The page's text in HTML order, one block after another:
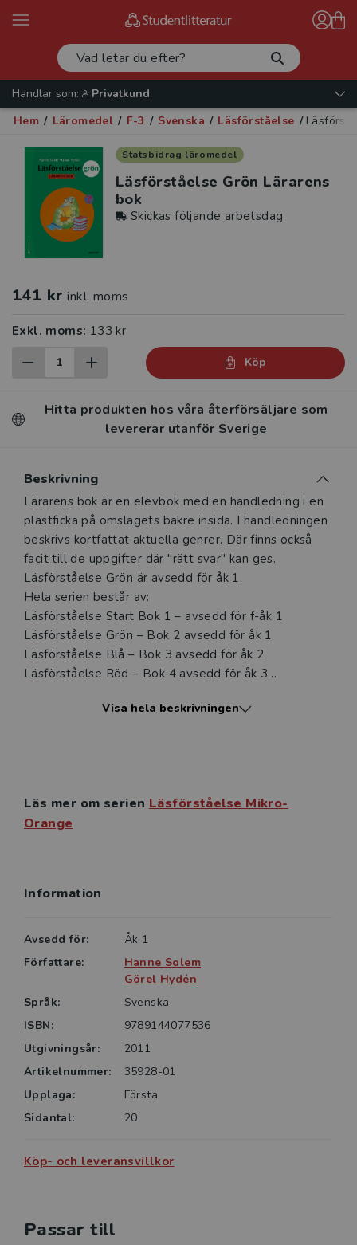
Handlar som:
Privatkund
Hem / Läromedel / F-3 / Svenska / Läsförståelse /
Statsbidrag läromedel
Läsförståelse Grön Lärarens
bok
Skickas följande arbetsdag
141 kr inkl. moms
Exkl. moms: 133 kr
Köp
Hitta produkten hos våra återförsäljare som
levererar utanför Sverige
Beskrivning
Beskrivning
Lärarens bok är en elevbok med en handledning i en
plastficka på omslagets bakre insida. I handledningen
beskrivs kortfattat aktuella genrer. Där finns också
facit till de uppgifter där "rätt svar" kan ges.
Läsförståelse Grön är avsedd för åk 1.
Hela serien består av:
Läsförståelse Start Bok 1 – avsedd för f-åk 1
Läsförståelse Grön – Bok 2 avsedd för åk 1
Läsförståelse Blå – Bok 3 avsedd för åk 2
Läsförståelse Röd – Bok 4 avsedd för åk 3
Läsförståelse Lila – Bok 6 avsedd för åk 5
Visa hela beskrivningen
Läs mer om serien Läsförståelse Mikro-
Orange
Information
Avsedd för:
Åk 1
Författare:
Hanne Solem
Görel Hydén
Språk:
Svenska
ISBN:
9789144077536
Utgivningsår:
2011
Artikelnummer:
35928-01
Upplaga:
Första
Sidantal:
20
Köp- och leveransvillkor
Passar till